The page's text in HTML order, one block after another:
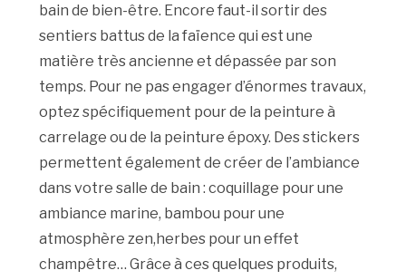
bain de bien-être. Encore faut-il sortir des
sentiers battus de la faïence qui est une
matière très ancienne et dépassée par son
temps. Pour ne pas engager d’énormes travaux,
optez spécifiquement pour de la peinture à
carrelage ou de la peinture époxy. Des stickers
permettent également de créer de l’ambiance
dans votre salle de bain : coquillage pour une
ambiance marine, bambou pour une
atmosphère zen,herbes pour un effet
champêtre… Grâce à ces quelques produits,